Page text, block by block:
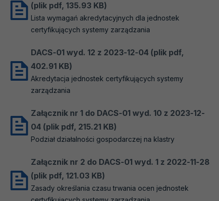
ILAC
EURACHEM
Komunikaty
Współpraca międzynarodowa
Przetargi
eAkredytacjaOtwiera
się
w
karcie
Kariera
Kontakt
(plik pdf, 135.93 KB)
Lista wymagań akredytacyjnych dla jednostek
certyfikujących systemy zarządzania
DACS-01 wyd. 12 z 2023-12-04 (plik pdf,
402.91 KB)
Akredytacja jednostek certyfikujących systemy
zarządzania
Załącznik nr 1 do DACS-01 wyd. 10 z 2023-12-
04 (plik pdf, 215.21 KB)
Podział działalności gospodarczej na klastry
Załącznik nr 2 do DACS-01 wyd. 1 z 2022-11-28
(plik pdf, 121.03 KB)
Zasady określania czasu trwania ocen jednostek